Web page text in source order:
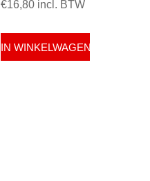
€16,80 incl. BTW